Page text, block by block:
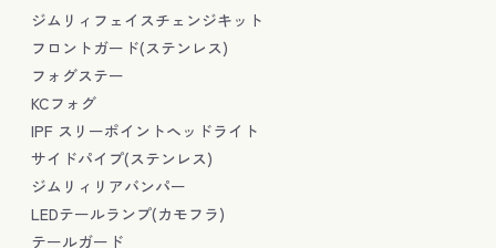
ジムリィフェイスチェンジキット
フロントガード(ステンレス)
フォグステー
KCフォグ
IPF スリーポイントヘッドライト
サイドパイプ(ステンレス)
ジムリィリアバンパー
LEDテールランプ(カモフラ)
テールガード